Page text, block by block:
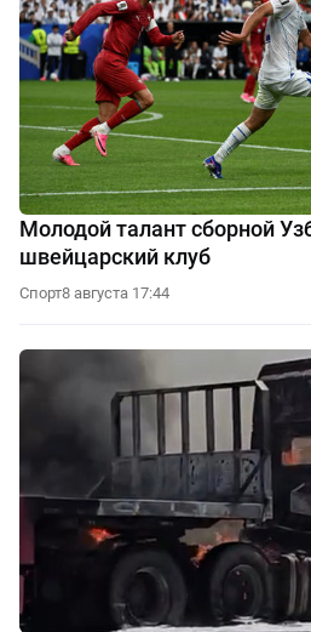
Молодой талант сборной
швейцарский клуб
Спорт8 августа 17:44